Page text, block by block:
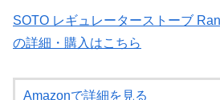
SOTO レギュレーターストーブ
の詳細・購入はこちら
Amazonで詳細を見る